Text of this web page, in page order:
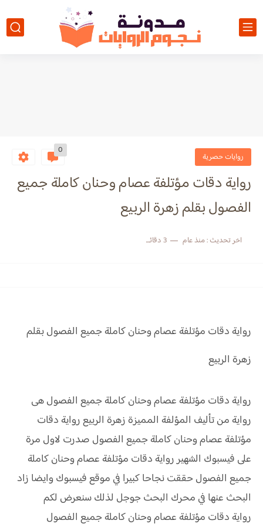
روايات حصرية
0
رواية دقات مؤتلفة عصام وحنان كاملة جميع
الفصول بقلم زهرة الربيع
اخر تحديث :منذ عام 3 دقائق للقراءة
رواية دقات مؤتلفة عصام وحنانكاملة جميع الفصول بقلم
زهرة الربيع
رواية دقات مؤتلفة عصام وحنان كاملة جميع الفصول هى
رواية من تأليف المؤلفة المميزة زهرة الربيع رواية دقات
مؤتلفة عصام وحنان كاملة جميع الفصول صدرت لاول مرة
على فيسبوك الشهير رواية دقات مؤتلفة عصام وحنان كاملة
جميع الفصول حققت نجاحا كبيرا في موقع فيسبوك وايضا زاد
البحث عنها في محرك البحث جوجل لذلك سنعرض لكم
رواية دقات مؤتلفة عصام وحنان كاملة جميع الفصول